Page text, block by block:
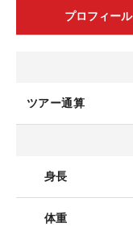
プロフィール
ツアー通算
身長
体重